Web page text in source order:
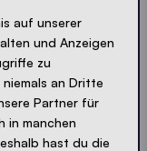
auf unserer
und Anzeigen
zu
an Dritte
Partner für
in manchen
hast du die